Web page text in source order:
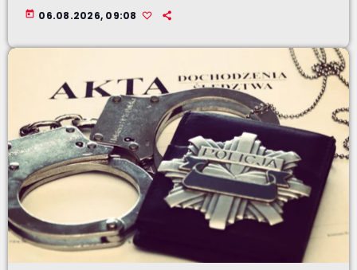
today 06.08.2026, 09:08